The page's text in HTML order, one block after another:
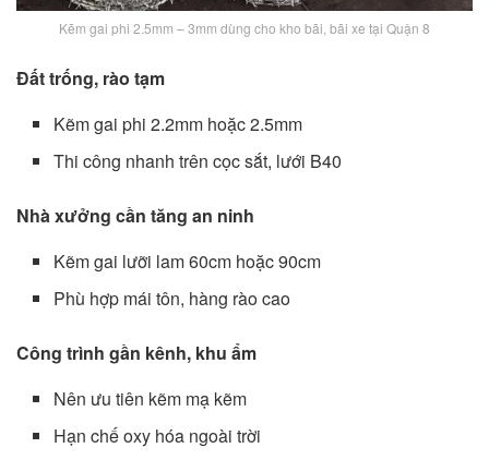
Kẽm gai phi 2.5mm – 3mm dùng cho kho bãi, bãi xe tại Quận 8
Đất trống, rào tạm
Kẽm gai phi 2.2mm hoặc 2.5mm
Thi công nhanh trên cọc sắt, lưới B40
Nhà xưởng cần tăng an ninh
Kẽm gai lưỡi lam 60cm hoặc 90cm
Phù hợp mái tôn, hàng rào cao
Công trình gần kênh, khu ẩm
Nên ưu tiên kẽm mạ kẽm
Hạn chế oxy hóa ngoài trời